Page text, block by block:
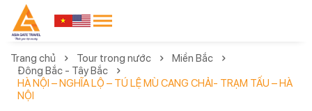
Trang chủ Tour trong nước
Miền Bắc
Đông Bắc - Tây Bắc
HÀ NỘI – NGHĨA LỘ – TÚ LỆ MÙ CANG CHẢI- TRẠM TẤU – HÀ
NỘI